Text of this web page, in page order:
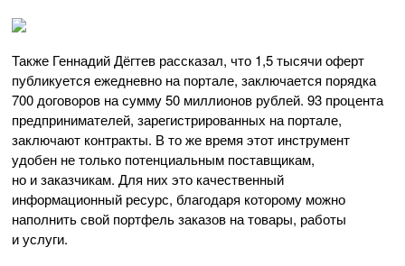
Также Геннадий Дёгтев рассказал, что 1,5 тысячи оферт
публикуется ежедневно на портале, заключается порядка
700 договоров на сумму 50 миллионов рублей. 93 процента
предпринимателей, зарегистрированных на портале,
заключают контракты. В то же время этот инструмент
удобен не только потенциальным поставщикам,
но и заказчикам. Для них это качественный
информационный ресурс, благодаря которому можно
наполнить свой портфель заказов на товары, работы
и услуги.